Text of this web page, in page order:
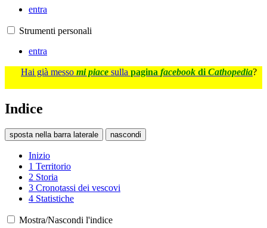
entra
Strumenti personali
entra
Hai già messo mi piace sulla pagina facebook di Cathopedia?
Indice
sposta nella barra laterale nascondi
Inizio
1 Territorio
2 Storia
3 Cronotassi dei vescovi
4 Statistiche
Mostra/Nascondi l'indice